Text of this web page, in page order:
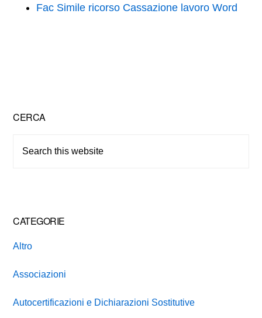
Fac Simile ricorso Cassazione lavoro Word
Primary
Sidebar
CERCA
CATEGORIE
Altro
Associazioni
Autocertificazioni e Dichiarazioni Sostitutive